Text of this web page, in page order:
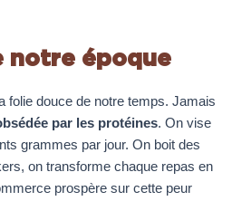
notre époque
folie douce de notre temps. Jamais
par les protéines. On vise
grammes par jour. On boit des
on transforme chaque repas en
prospère sur cette peur